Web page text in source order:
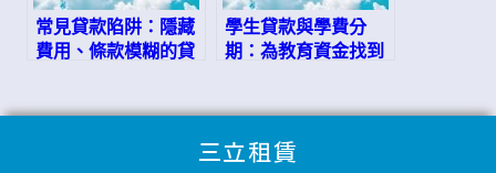
常見貸款陷阱：隱藏
費用、條款模糊的貸
學生貸款與學費分
期：為教育資金找到
三立租賃